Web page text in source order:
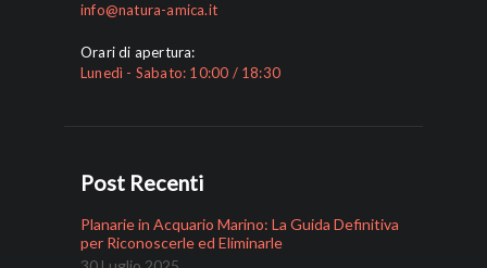
info@natura-amica.it
Orari di apertura:
Lunedì - Sabato: 10:00 / 18:30
Post Recenti
Planarie in Acquario Marino: La Guida Definitiva
per Riconoscerle ed Eliminarle